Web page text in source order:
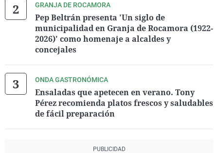
GRANJA DE ROCAMORA
Pep Beltrán presenta 'Un siglo de
municipalidad en Granja de Rocamora (1922-
2026)' como homenaje a alcaldes y
concejales
ONDA GASTRONÓMICA
Ensaladas que apetecen en verano. Tony
Pérez recomienda platos frescos y saludables
de fácil preparación